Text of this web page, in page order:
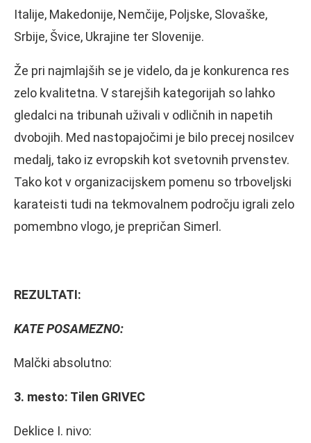
Italije, Makedonije, Nemčije, Poljske, Slovaške,
Srbije, Švice, Ukrajine ter Slovenije.
Že pri najmlajših se je videlo, da je konkurenca res
zelo kvalitetna. V starejših kategorijah so lahko
gledalci na tribunah uživali v odličnih in napetih
dvobojih. Med nastopajočimi je bilo precej nosilcev
medalj, tako iz evropskih kot svetovnih prvenstev.
Tako kot v organizacijskem pomenu so trboveljski
karateisti tudi na tekmovalnem področju igrali zelo
pomembno vlogo, je prepričan Simerl.
REZULTATI:
KATE POSAMEZNO:
Malčki absolutno:
3. mesto: Tilen GRIVEC
Deklice I. nivo: